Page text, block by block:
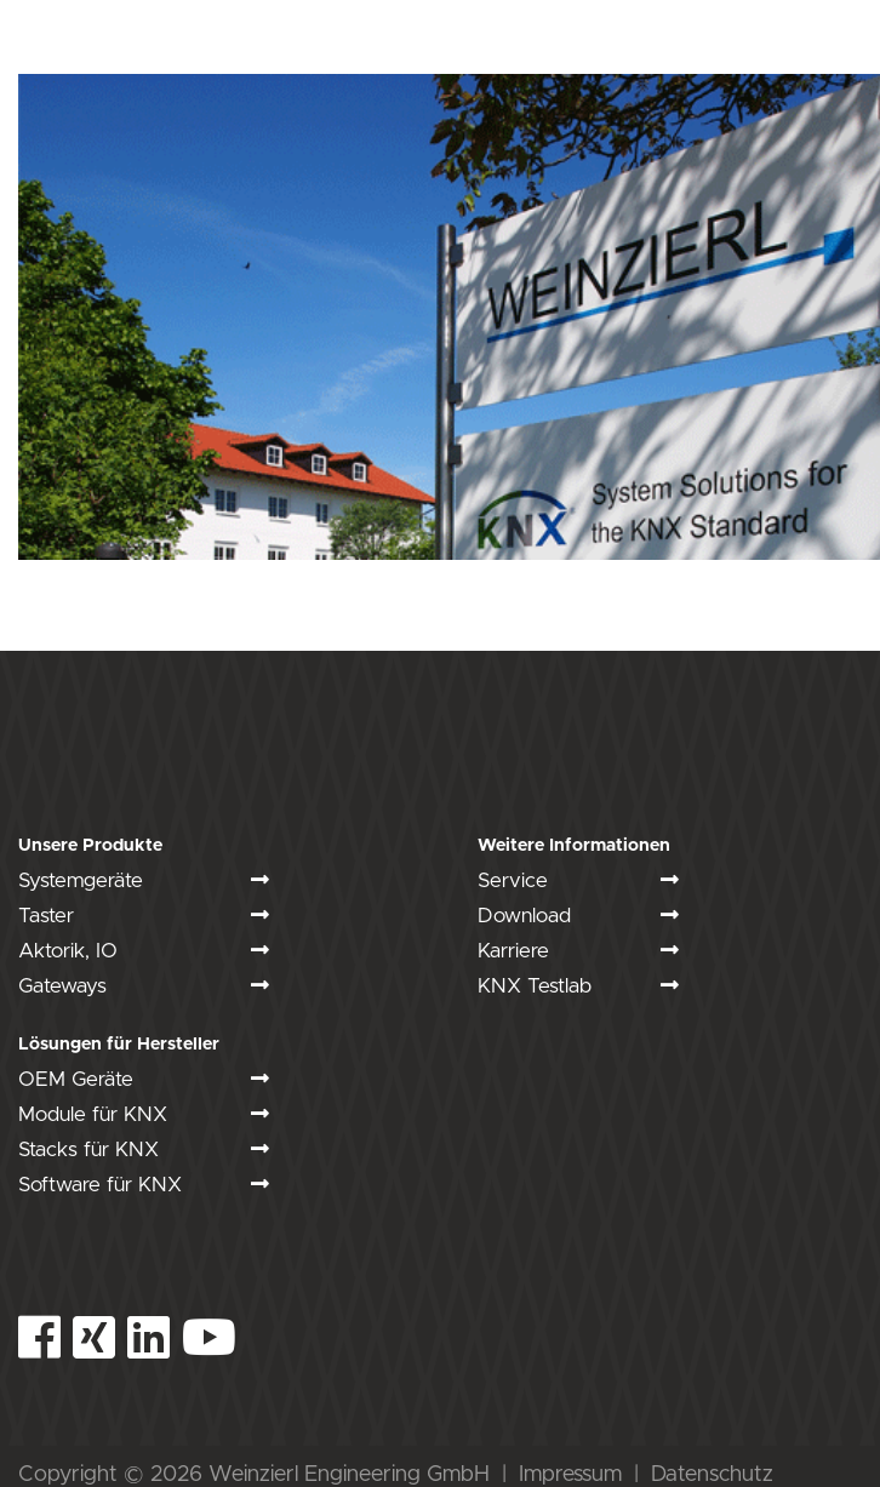
Unsere Produkte
Systemgeräte
Taster
Aktorik, IO
Gateways
Lösungen für Hersteller
OEM Geräte
Module für KNX
Stacks für KNX
Software für KNX
Weitere Informationen
Service
Download
Karriere
KNX Testlab
Copyright © 2026 Weinzierl Engineering GmbH Impressum Datenschutz